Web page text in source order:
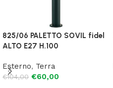
825/06 PALETTO SOVIL fidel
ALTO E27 H.100
Esterno, Terra
€104,00 €60,00